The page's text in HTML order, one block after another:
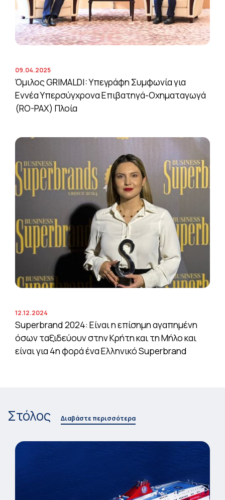
09.04.2025
Όμιλος GRIMALDI: Υπεγράφη Συμφωνία για
Εννέα Υπερσύγχρονα Επιβατηγά-Οχηματαγωγά
(RO-PAX) Πλοία
12.12.2024
Superbrand 2024: Είναι η επίσημη αγαπημένη
όσων ταξιδεύουν στην Κρήτη και τη Μήλο και
είναι για 4η φορά ένα Ελληνικό Superbrand
Στόλος Διαβάστε περισσότερα